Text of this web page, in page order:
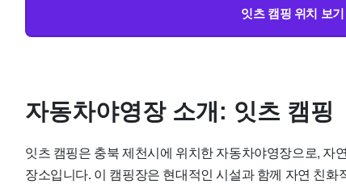
잇츠 캠핑 위치 보
자동차야영장 소개: 잇츠 캠핑
잇츠 캠핑은 충북 제천시에 위치한 자동차야영장으로, 자
장소입니다. 이 캠핑장은 현대적인 시설과 함께 자연 친